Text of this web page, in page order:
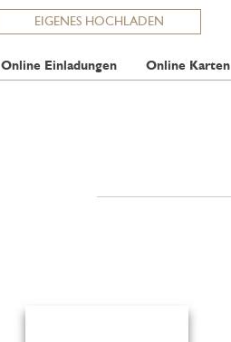
EIGENES HOCHLADEN
Online Einladungen Online Karten